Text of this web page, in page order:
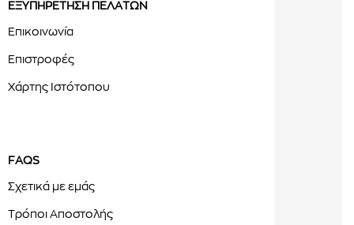
ΕΞΥΠΗΡΕΤΗΣΗ ΠΕΛΑΤΩΝ
Επικοινωνία
Επιστροφές
Χάρτης Ιστότοπου
FAQS
Σχετικά με εμάς
Τρόποι Αποστολής